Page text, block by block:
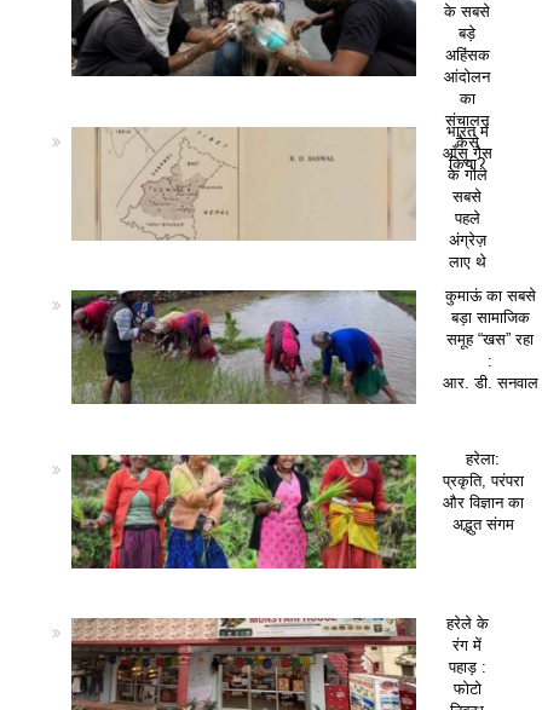
के सबसे
बड़े
अहिंसक
आंदोलन
का
संचालन
कैसे
किया?
भारत में
आँसू गैस
के गोले
सबसे
पहले
अंग्रेज़
लाए थे
कुमाऊं का सबसे
बड़ा सामाजिक
समूह “खस” रहा
:
आर. डी. सनवाल
हरेला:
प्रकृति, परंपरा
और विज्ञान का
अद्भुत संगम
हरेले के
रंग में
पहाड़ :
फोटो